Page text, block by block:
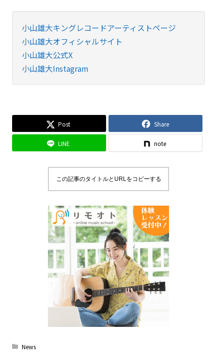
小山雄大キングレコードアーティストページ
小山雄大オフィシャルサイト
小山雄大公式X
小山雄大Instagram
Post Share
LINE note
この記事のタイトルとURLをコピーする
News